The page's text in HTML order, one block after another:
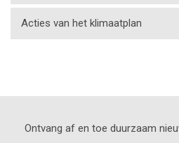
Acties van het klimaatplan
Ontvang af en toe duurzaam